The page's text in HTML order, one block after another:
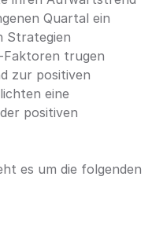
Quartal ein
Strategien
Faktoren trugen
zur positiven
eine
positiven
es um die folgenden